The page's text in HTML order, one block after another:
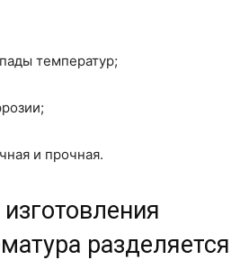
температур;
и прочная.
разделяется